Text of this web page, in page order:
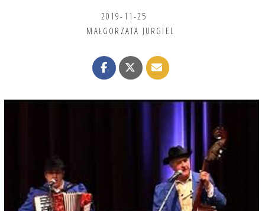
2019-11-25
MAŁGORZATA JURGIEL